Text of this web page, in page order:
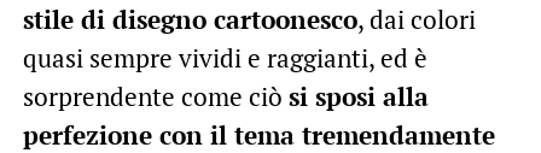
stile di disegno cartoonesco, dai colori
quasi sempre vividi e raggianti, ed è
sorprendente come ciò si sposi alla
perfezione con il tema tremendamente